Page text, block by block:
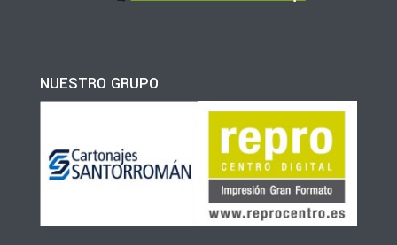
NUESTRO GRUPO